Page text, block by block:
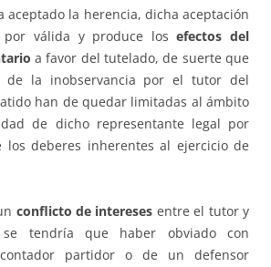
aceptado la herencia, dicha aceptación
por válida y produce losefectos del
a favor del tutelado, de suerte que
de la inobservancia por el tutor del
han de quedar limitadas al ámbito
de dicho representante legal por
los deberes inherentes al ejercicio de
conflicto de intereses entre el tutor y
tendría que haber obviado con
partidor o de un defensor